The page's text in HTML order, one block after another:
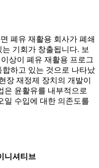
폐유 재활용 회사가 폐쇄
기회가 창출됩니다. 보
상이 폐유 재활용 프로그
하고 있는 것으로 나타났
장 재정제 장치의 개발이
은 윤활유를 내부적으로
일 수입에 대한 의존도를
니셔티브